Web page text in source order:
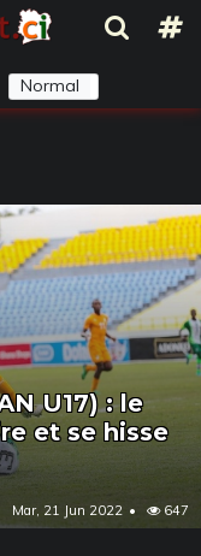
Normal
U17) : le
et se hisse
Mar, 21 Jun 2022 647